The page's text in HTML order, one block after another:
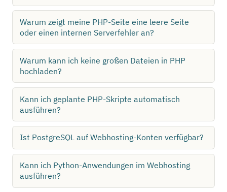
Warum zeigt meine PHP-Seite eine leere Seite
oder einen internen Serverfehler an?
Warum kann ich keine großen Dateien in PHP
hochladen?
Kann ich geplante PHP-Skripte automatisch
ausführen?
Ist PostgreSQL auf Webhosting-Konten verfügbar?
Kann ich Python-Anwendungen im Webhosting
ausführen?